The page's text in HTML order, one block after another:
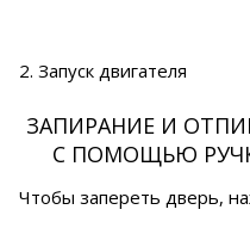
2. Запуск двигателя
ЗАПИРАНИЕ И
С ПОМОЩЬЮ
Чтобы запереть дверь,